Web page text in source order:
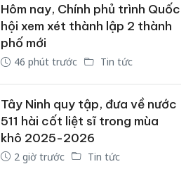
Hôm nay, Chính phủ trình Quốc
hội xem xét thành lập 2 thành
phố mới
46 phút trước Tin tức
Tây Ninh quy tập, đưa về nước
511 hài cốt liệt sĩ trong mùa
khô 2025-2026
2 giờ trước Tin tức